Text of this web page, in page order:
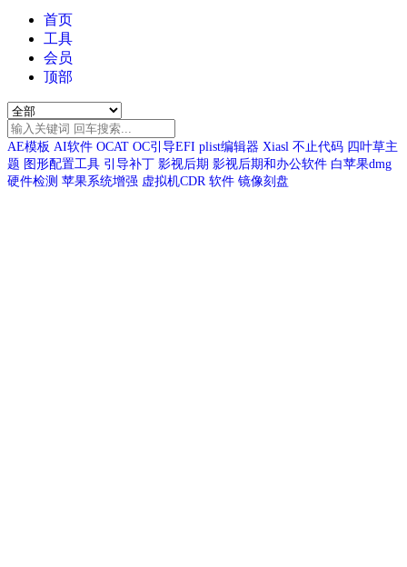
首页
工具
会员
顶部
AE模板 AI软件 OCAT OC引导EFI plist编辑器 Xiasl 不止代码 四叶草主
题 图形配置工具 引导补丁 影视后期 影视后期和办公软件 白苹果dmg
硬件检测 苹果系统增强 虚拟机CDR 软件 镜像刻盘